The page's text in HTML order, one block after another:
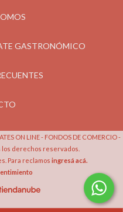
GASTRONÓMICO
ON LINE - FONDOS DE COMERCIO -
los derechos reservados.
Para reclamos ingresá acá.